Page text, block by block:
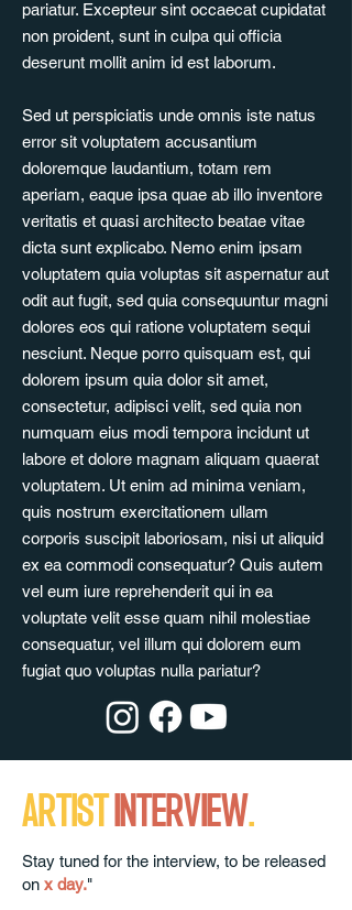
pariatur. Excepteur sint occaecat cupidatat
non proident, sunt in culpa qui officia
deserunt mollit anim id est laborum.
Sed ut perspiciatis unde omnis iste natus
error sit voluptatem accusantium
doloremque laudantium, totam rem
aperiam, eaque ipsa quae ab illo inventore
veritatis et quasi architecto beatae vitae
dicta sunt explicabo. Nemo enim ipsam
voluptatem quia voluptas sit aspernatur aut
odit aut fugit, sed quia consequuntur magni
dolores eos qui ratione voluptatem sequi
nesciunt. Neque porro quisquam est, qui
dolorem ipsum quia dolor sit amet,
consectetur, adipisci velit, sed quia non
numquam eius modi tempora incidunt ut
labore et dolore magnam aliquam quaerat
voluptatem. Ut enim ad minima veniam,
quis nostrum exercitationem ullam
corporis suscipit laboriosam, nisi ut aliquid
ex ea commodi consequatur? Quis autem
vel eum iure reprehenderit qui in ea
voluptate velit esse quam nihil molestiae
consequatur, vel illum qui dolorem eum
fugiat quo voluptas nulla pariatur?
ARTIST INTERVIEW
Stay tuned for the interview, to be released
on x day."